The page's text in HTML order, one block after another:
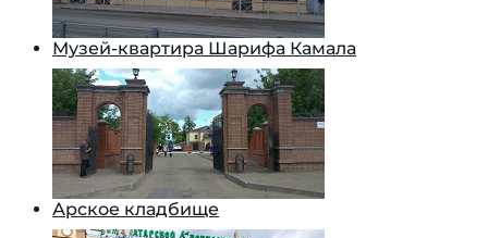
Музей-квартира Шарифа Камала
Арское кладбище